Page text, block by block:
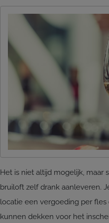
Het is niet altijd mogelijk, maar
bruiloft zelf drank aanleveren.
locatie een vergoeding per fles
kunnen dekken voor het